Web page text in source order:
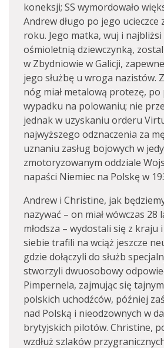
koneksji; SS wymordowało
Andrew długo po jego ucieczce
roku. Jego matka, wuj i
ośmioletnią dziewczynką,
w Zbydniowie w Galicji,
jego służbę u wroga nazistów.
nóg miał metalową protezę,
wypadku na polowaniu; nie
jednak w uzyskaniu orderu
najwyższego odznaczenia za
uznaniu zasług bojowych w
zmotoryzowanym oddziale
napaści Niemiec na Polskę w
Andrew i Christine, jak
nazywać – on miał wówczas 28
młodsza – wydostali się z kraju
siebie trafili na wciąż jeszcze
gdzie dołączyli do służb
stworzyli dwuosobowy
Pimpernela, zajmując się
polskich uchodźców, później
nad Polską i nieodzownych w
brytyjskich pilotów. Christine,
wzdłuż szlaków